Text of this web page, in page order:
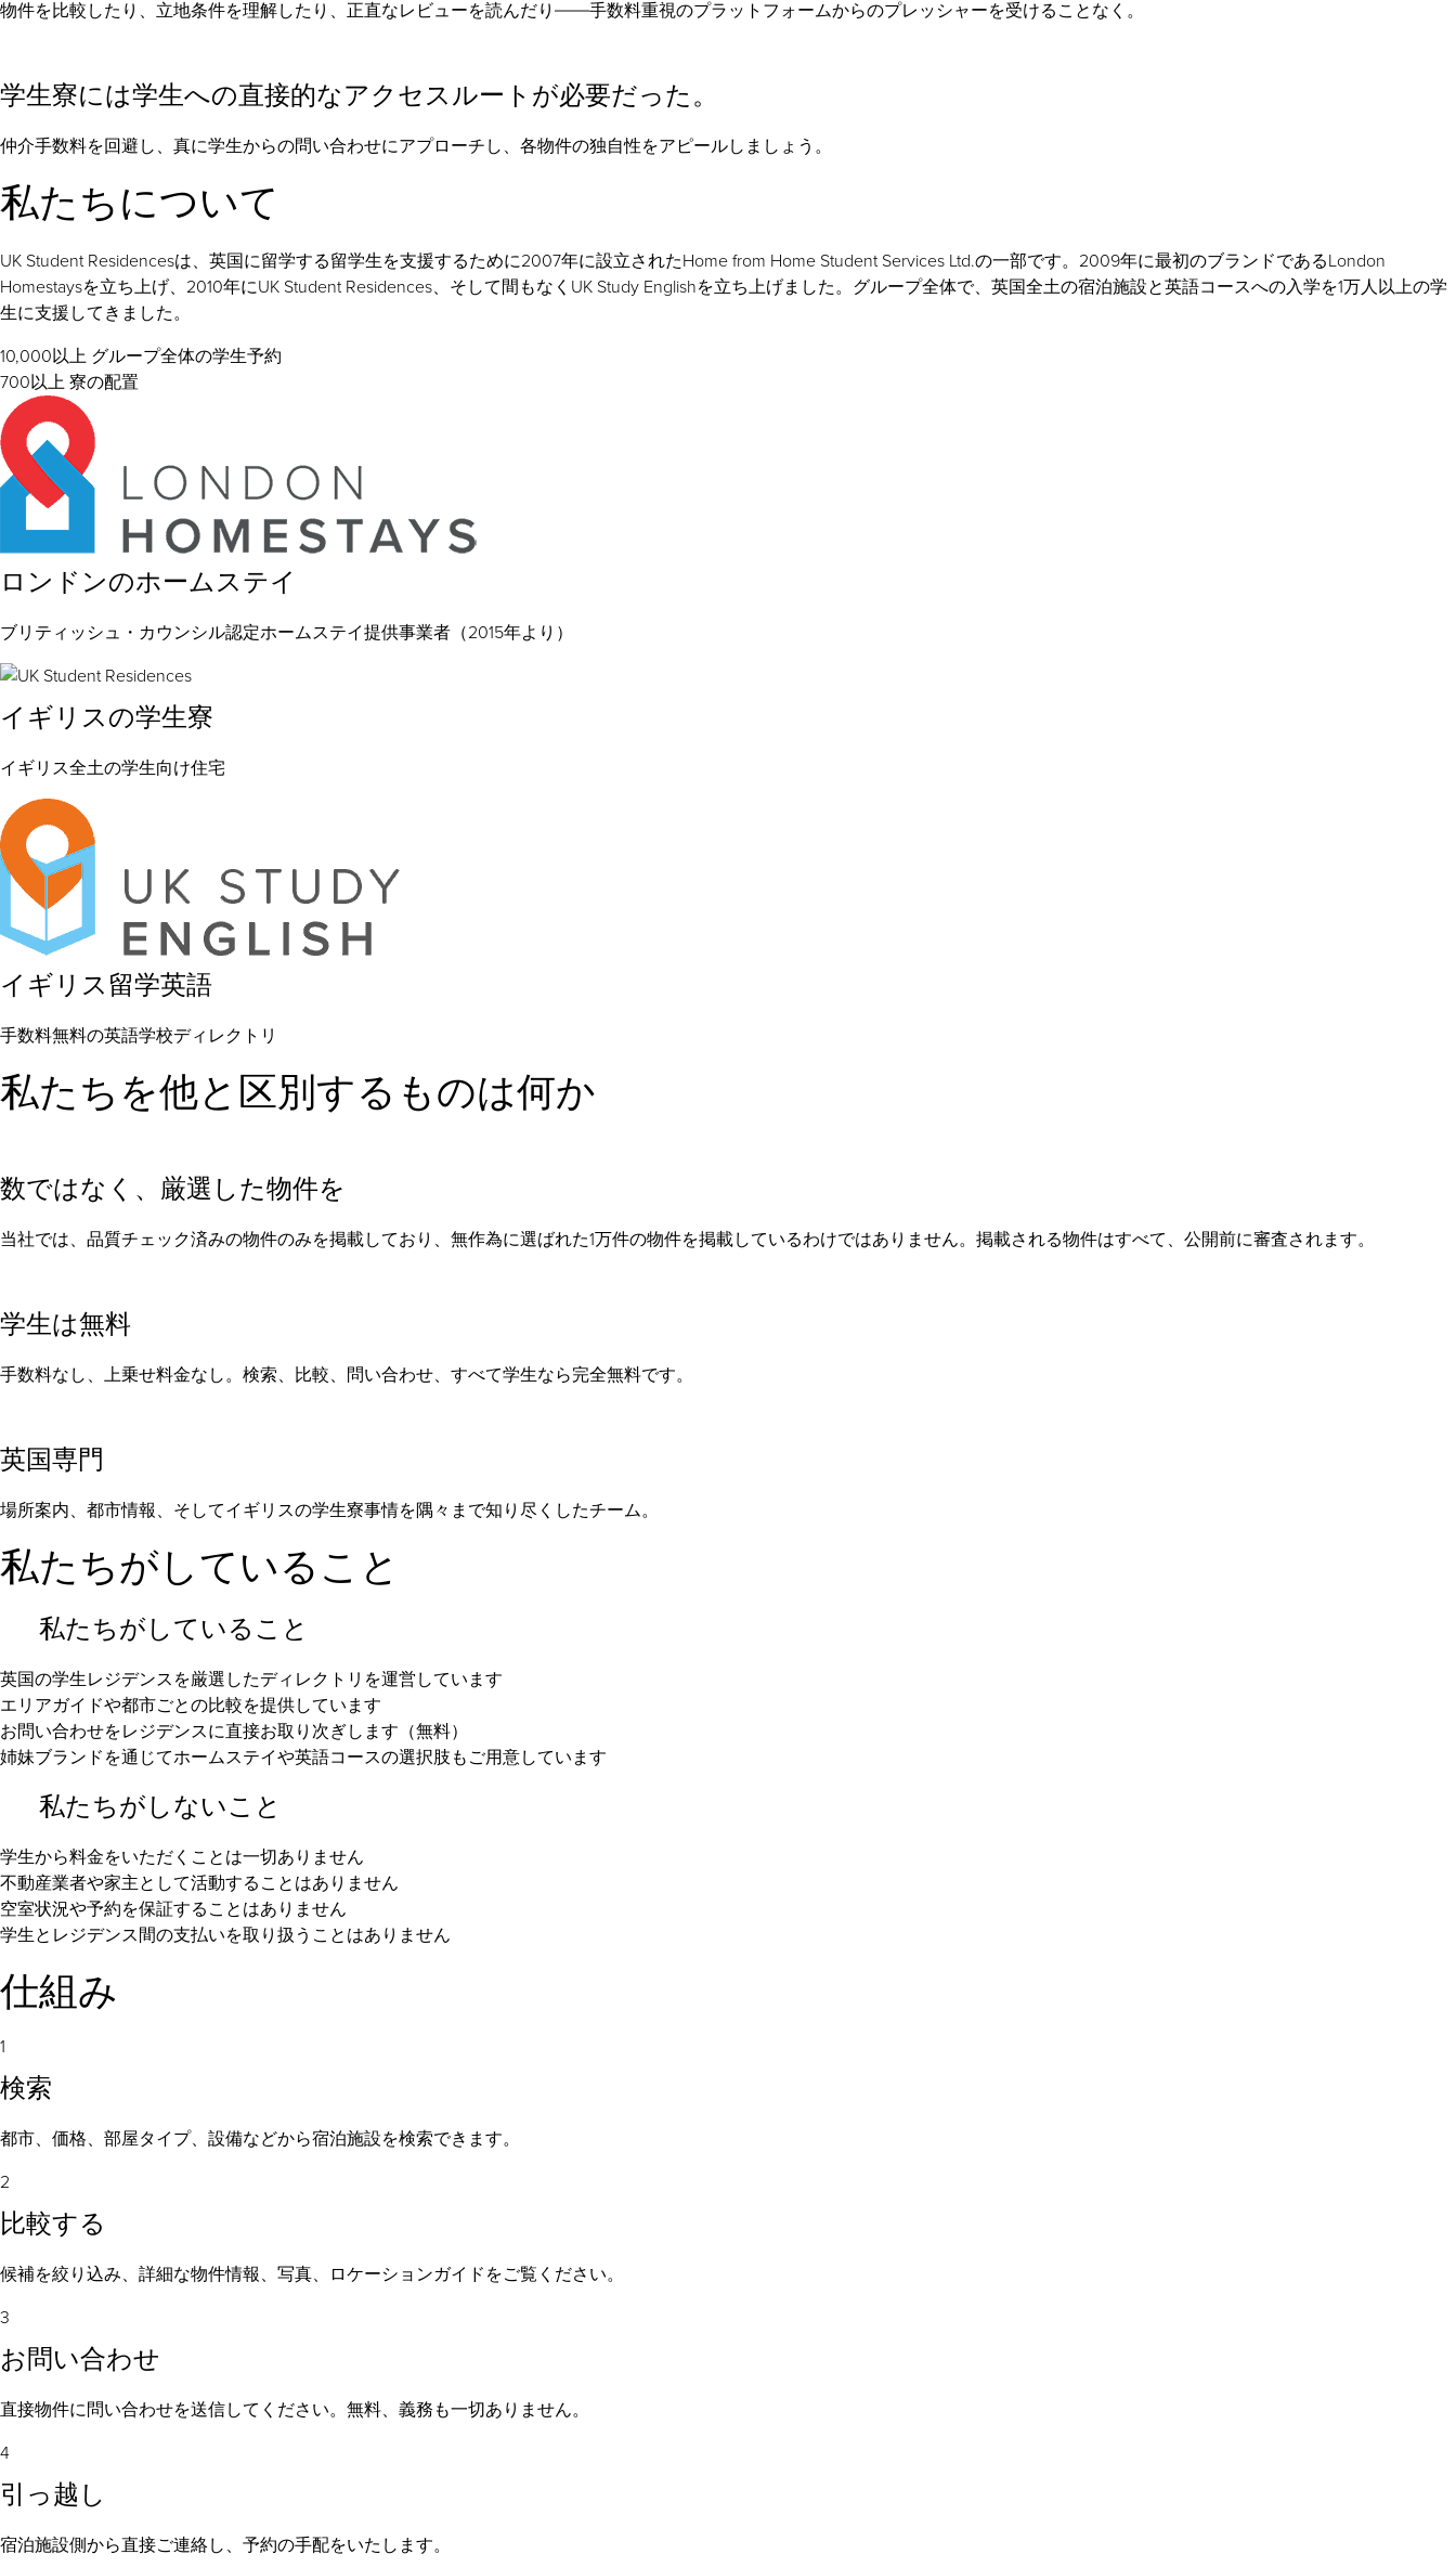
物件を比較したり、立地条件を理解したり、正直なレビューを読んだり――手数料重視のプラットフォームからのプレッシャーを受けることなく。
学生寮には学生への直接的なアクセスルートが必要だった。
仲介手数料を回避し、真に学生からの問い合わせにアプローチし、各物件の独自性をアピールしましょう。
私たちについて
UK Student Residencesは、英国に留学する留学生を支援するために2007年に設立されたHome from Home Student Services Ltd.の一部です。2009年に最初のブランドであるLondon
Homestaysを立ち上げ、2010年にUK Student Residences、そして間もなくUK Study Englishを立ち上げました。グループ全体で、英国全土の宿泊施設と英語コースへの入学を1万人以上の学
生に支援してきました。
10,000以上 グループ全体の学生予約
700以上 寮の配置
ロンドンのホームステイ
ブリティッシュ・カウンシル認定ホームステイ提供事業者（2015年より）
イギリスの学生寮
イギリス全土の学生向け住宅
イギリス留学英語
手数料無料の英語学校ディレクトリ
私たちを他と区別するものは何か
数ではなく、厳選した物件を
当社では、品質チェック済みの物件のみを掲載しており、無作為に選ばれた1万件の物件を掲載しているわけではありません。掲載される物件はすべて、公開前に審査されます。
学生は無料
手数料なし、上乗せ料金なし。検索、比較、問い合わせ、すべて学生なら完全無料です。
英国専門
場所案内、都市情報、そしてイギリスの学生寮事情を隅々まで知り尽くしたチーム。
私たちがしていること
私たちがしていること
英国の学生レジデンスを厳選したディレクトリを運営しています
エリアガイドや都市ごとの比較を提供しています
お問い合わせをレジデンスに直接お取り次ぎします（無料）
姉妹ブランドを通じてホームステイや英語コースの選択肢もご用意しています
私たちがしないこと
学生から料金をいただくことは一切ありません
不動産業者や家主として活動することはありません
空室状況や予約を保証することはありません
学生とレジデンス間の支払いを取り扱うことはありません
仕組み
1
検索
都市、価格、部屋タイプ、設備などから宿泊施設を検索できます。
2
比較する
候補を絞り込み、詳細な物件情報、写真、ロケーションガイドをご覧ください。
3
お問い合わせ
直接物件に問い合わせを送信してください。無料、義務も一切ありません。
4
引っ越し
宿泊施設側から直接ご連絡し、予約の手配をいたします。